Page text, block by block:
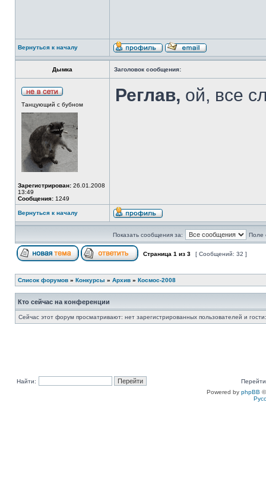
Вернуться к началу
Дымка Заголовок сообщения:
Танцующий с бубном
Зарегистрирован: 26.01.2008
13:49
Сообщения: 1249
Реглав, ой, все
Вернуться к началу
Показать сообщения за: Поле
Страница 1 из 3 [ Сообщений: 32 ]
Список форумов » Конкурсы » Архив » Космос-2008
Кто сейчас на конференции
Сейчас этот форум просматривают: нет зарегистрированных пользователей и
Найти:
Powered by phpBB